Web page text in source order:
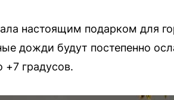
настоящим подарком для
дожди будут постепенно
+7 градусов.